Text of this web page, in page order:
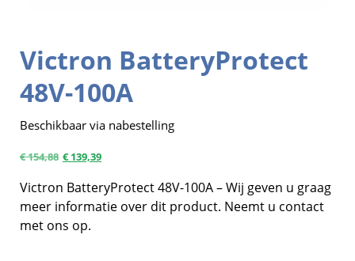
Victron BatteryProtect
48V-100A
Beschikbaar via nabestelling
€154,88 €139,39
Victron BatteryProtect 48V-100A – Wij geven u graag
meer informatie over dit product. Neemt u contact
met ons op.